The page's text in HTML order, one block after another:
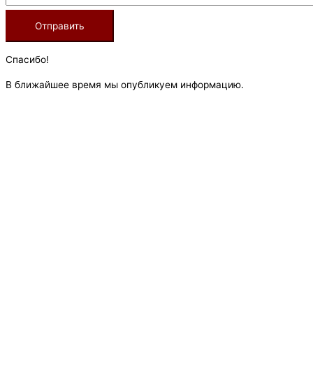
Спасибо!
В ближайшее время мы опубликуем информацию.